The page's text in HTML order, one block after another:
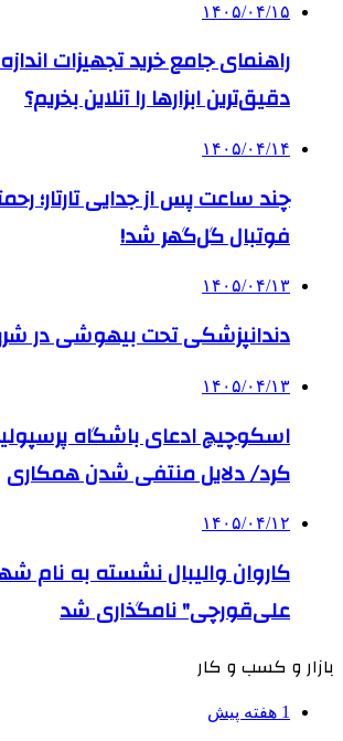
۱۴۰۵/۰۴/۱۵
راهنمای جامع خرید تجهیزات
دقیق‌ترین ابزارها را آنلاین بخریم؟
۱۴۰۵/۰۴/۱۴
چند ساعت پس از جدایی تارتار؛
فوتبال گل‌گهر شد!
۱۴۰۵/۰۴/۱۳
دندانپزشکی تحت بیهوشی در
۱۴۰۵/۰۴/۱۳
اسکوچیچ ادعای باشگاه
کرد/ دلایل منتفی شدن همکاری
۱۴۰۵/۰۴/۱۲
کاروان والیبال نشسته به نام
علی‌قورچی" نامگذاری شد
بازار و کسب و کار
1 هفته پیش